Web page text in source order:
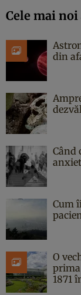
Cele mai
din
Când
Cum
O
1871